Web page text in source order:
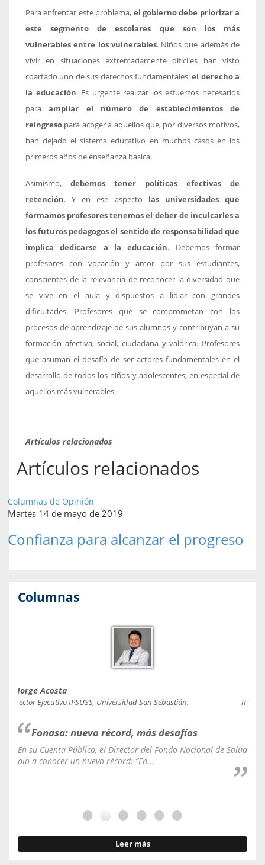
Para enfrentar este problema, el gobierno debe priorizar a
este segmento de escolares que son los más
vulnerables entre los vulnerables. Niños que además de
vivir en situaciones extremadamente difíciles han visto
coartado uno de sus derechos fundamentales:el derecho a
la educación. Es urgente realizar los esfuerzos necesarios
paraampliar el número de establecimientos de
reingreso para acoger a aquellos que, por diversos motivos,
han dejado el sistema educativo en muchos casos en los
primeros años de enseñanza básica.
Asimismo, debemos tener políticas efectivas de
retención. Y en ese aspecto las universidades que
formamos profesores tenemos el deber de inculcarles a
los futuros pedagogos el sentido de responsabilidad que
implica dedicarse a la educación. Debemos formar
profesores con vocación y amor por sus estudiantes,
conscientes de la relevancia de reconocer la diversidad que
se vive en el aula y dispuestos a lidiar con grandes
dificultades. Profesores que se comprometan con los
procesos de aprendizaje de sus alumnos y contribuyan a su
formación afectiva, social, ciudadana y valórica. Profesores
que asuman el desafío de ser actores fundamentales en el
desarrollo de todos los niños y adolescentes, en especial de
aquellos más vulnerables.
Artículos relacionados
Artículos relacionados
Columnas de Opinión
Martes 14 de mayo de 2019
Confianza para alcanzar el progreso
Columnas
Jorge Acosta
Director Ejecutivo IPSUSS, Universidad San Sebastián.
Fonasa: nuevo récord, más desafíos
En su Cuenta Pública, el Director del Fondo Nacional de Salud
dio a conocer un nuevo récord: “En...
Leer más